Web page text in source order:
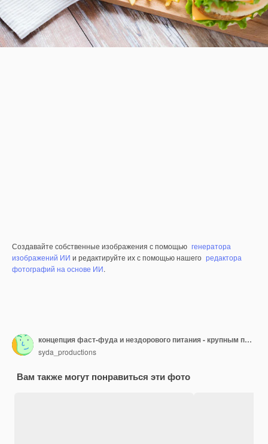
Создавайте собственные изображения с помощью генератора
изображений ИИ и редактируйте их с помощью нашего редактора
фотографий на основе ИИ.
концепция фаст-фуда и нездорового питания - крупным планом гамбургер или чизбургер, жареные во фритюре кольца кальмаров, картофель фри, пицца и кетчуп на деревянном столе сверху
syda_productions
Вам также могут понравиться эти фото